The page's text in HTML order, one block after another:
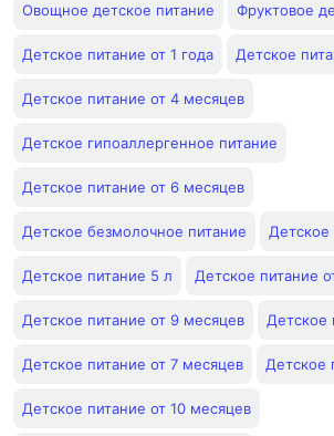
Овощное детское питание Фруктовое
Детское питание от 1 года Детское
Детское питание от 4 месяцев
Детское гипоаллергенное питание
Детское питание от 6 месяцев
Детское безмолочное питание Детское
Детское питание 5 л Детское питание
Детское питание от 9 месяцев Детское
Детское питание от 7 месяцев Детское
Детское питание от 10 месяцев